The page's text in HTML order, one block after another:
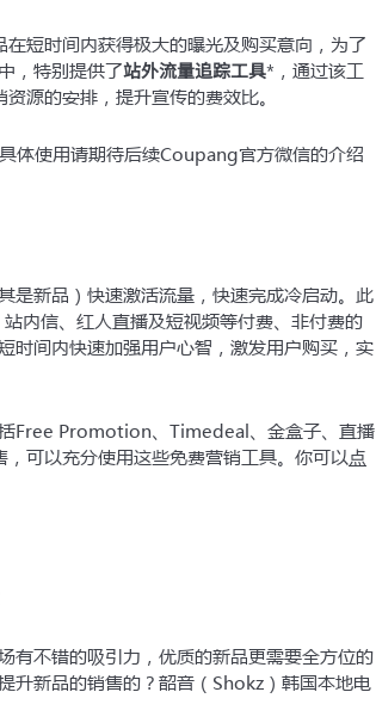
短时间内获得极大的曝光及购买意向，为了
，特别提供了站外流量追踪工具*，通过该工
源的安排，提升宣传的费效比。
体使用请期待后续Coupang官方微信的介绍
是新品）快速激活流量，快速完成冷启动。此
内信、红人直播及短视频等付费、非付费的
时间内快速加强用户心智，激发用户购买，实
Free Promotion、Timedeal、金盒子、直播
可以充分使用这些免费营销工具。你可以点
有不错的吸引力，优质的新品更需要全方位的
升新品的销售的？韶音（Shokz）韩国本地电